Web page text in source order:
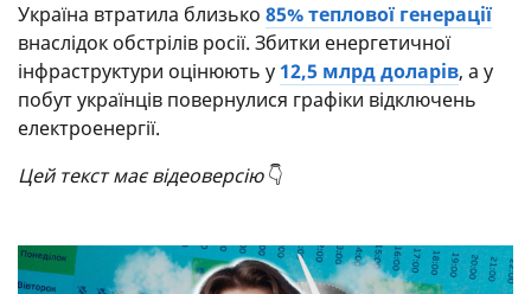
Україна втратила близько 85% теплової генерації
внаслідок обстрілів росії. Збитки енергетичної
інфраструктури оцінюють у 12,5 млрд доларів, а у
побут українців повернулися графіки відключень
електроенергії.
Цей текст має відеоверсію👇